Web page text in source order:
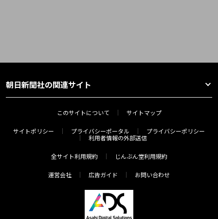
朝日新聞社の関連サイト
このサイトについて サイトマップ
サイトポリシー プライバシーポータル
プライバシーポリシー
利用者情報の外部送信
全サイト利用規約 じんぶん堂利用規約
運営会社 広告ガイド お問い合わせ